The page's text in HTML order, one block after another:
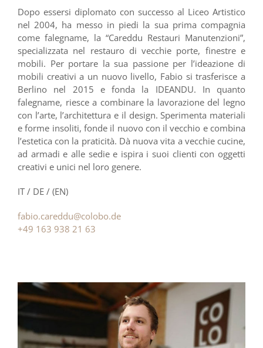
Dopo essersi diplomato con successo al Liceo Artistico
nel 2004, ha messo in piedi la sua prima compagnia
come falegname, la “Careddu Restauri Manutenzioni”,
specializzata nel restauro di vecchie porte, finestre e
mobili. Per portare la sua passione per l’ideazione di
mobili creativi a un nuovo livello, Fabio si trasferisce a
Berlino nel 2015 e fonda la IDEANDU. In quanto
falegname, riesce a combinare la lavorazione del legno
con l’arte, l’architettura e il design. Sperimenta materiali
e forme insoliti, fonde il nuovo con il vecchio e combina
l’estetica con la praticità. Dà nuova vita a vecchie cucine,
ad armadi e alle sedie e ispira i suoi clienti con oggetti
creativi e unici nel loro genere.
IT / DE / (EN)
fabio.careddu@colobo.de
+49 163 938 21 63